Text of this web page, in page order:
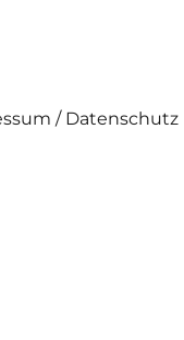
/ Datenschutz